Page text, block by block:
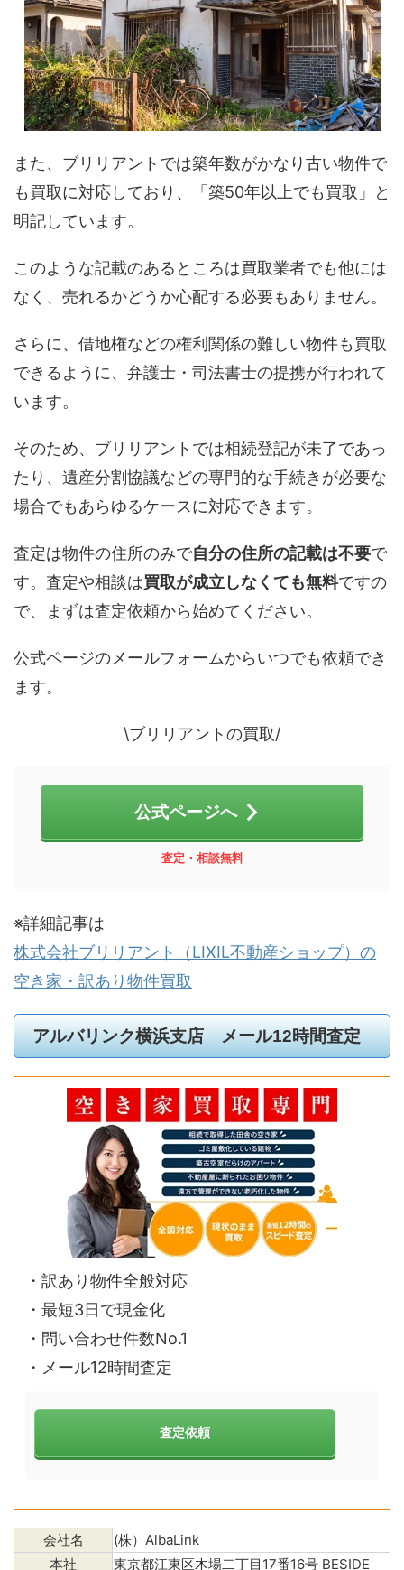
また、ブリリアントでは築年数がかなり古い物件で
も買取に対応しており、「築50年以上でも買取」と
明記しています。
このような記載のあるところは買取業者でも他には
なく、売れるかどうか心配する必要もありません。
さらに、借地権などの権利関係の難しい物件も買取
できるように、弁護士・司法書士の提携が行われて
います。
そのため、ブリリアントでは相続登記が未了であっ
たり、遺産分割協議などの専門的な手続きが必要な
場合でもあらゆるケースに対応できます。
査定は物件の住所のみで自分の住所の記載は不要で
す。査定や相談は買取が成立しなくても無料ですの
で、まずは査定依頼から始めてください。
公式ページのメールフォームからいつでも依頼でき
ます。
\ブリリアントの買取/
公式ページへ
査定・相談無料
※詳細記事は
株式会社ブリリアント（LIXIL不動産ショップ）の
空き家・訳あり物件買取
アルバリンク横浜支店 メール12時間査定
・ 訳あり物件全般対応
・最短3日で現金化
・問い合わせ件数No.1
・メール12時間査定
査定依頼
会社名
(株）AlbaLink
本社
東京都江東区木場二丁目17番16号 BESIDE